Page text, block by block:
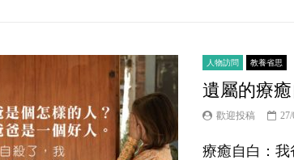
人物訪問 教養省思
遺屬的療
歡迎投稿
療癒自白：